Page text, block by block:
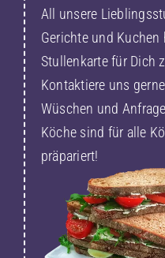
All unsere
Gerichte und
Stullenkarte für Dich
Kontaktiere uns
Wüschen und
Köche sind für alle
präpariert!